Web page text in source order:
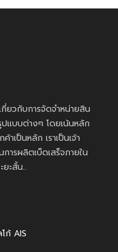
ยวกับการจัดจำหน่ายสิน
แบบต่างๆ โดยเน้นหลัก
าเป็นหลัก เราเป็นเจ้า
ารผลิตเบ็ดเสร็จภายใน
ยะสั้น..
ก้ AIS